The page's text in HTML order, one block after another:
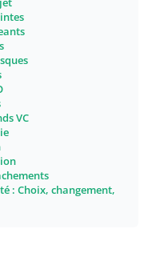
VC
: Choix, changement,